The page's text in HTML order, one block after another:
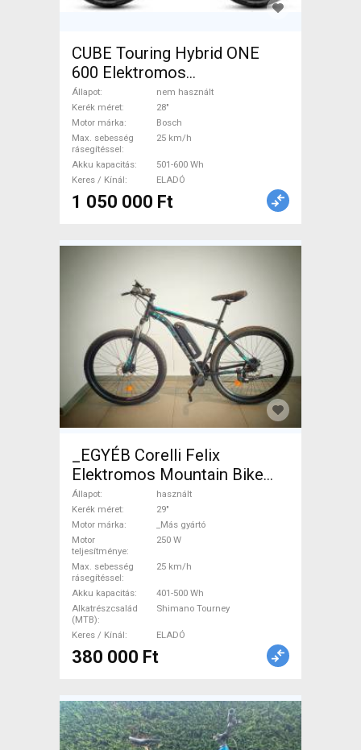
CUBE Touring Hybrid ONE
600 Elektromos
Trekking/cross 25 km/h
Bosch 501-600 Wh nem
használt ELADÓ
Állapot
nem használt
Kerék méret
28"
Motor márka
Bosch
Max. sebesség
rásegítéssel
25 km/h
Akku kapacitás
501-600 Wh
Keres / Kínál
ELADÓ
1 050 000 Ft
_EGYÉB Corelli Felix
Elektromos Mountain Bike
29" elöl teleszkópos _Más
gyártó Shimano Tourney
használt ELADÓ
Állapot
használt
Kerék méret
29"
Motor márka
_Más gyártó
Motor
teljesítménye
250 W
Max. sebesség
rásegítéssel
25 km/h
Akku kapacitás
401-500 Wh
Alkatrészcsalád
(MTB)
Shimano Tourney
Keres / Kínál ELADÓ
380 000 Ft